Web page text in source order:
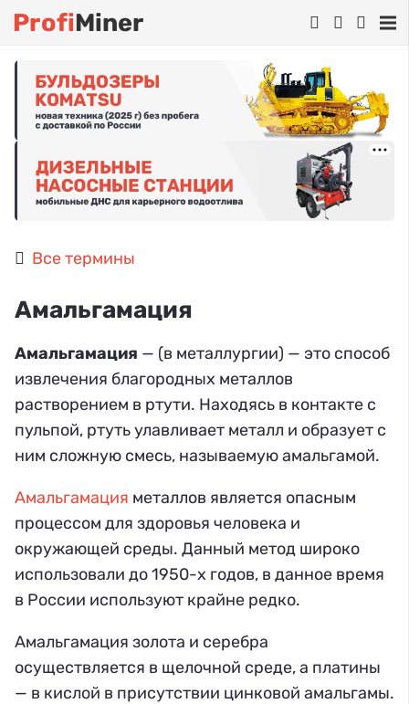
ProfiMiner
Все термины
Амальгамация
Амальгамация — (в металлургии) — это способ
извлечения благородных металлов
растворением в ртути. Находясь в контакте с
пульпой, ртуть улавливает металл и образует с
ним сложную смесь, называемую амальгамой.
Амальгамация металлов является опасным
процессом для здоровья человека и
окружающей среды. Данный метод широко
использовали до 1950-х годов, в данное время
в России используют крайне редко.
Амальгамация золота и серебра
осуществляется в щелочной среде, а платины
— в кислой в присутствии цинковой амальгамы.